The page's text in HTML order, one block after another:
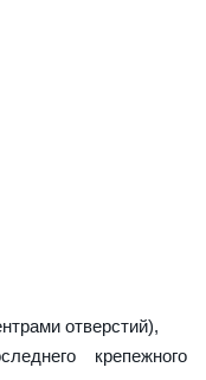
отверстий),
крепежного